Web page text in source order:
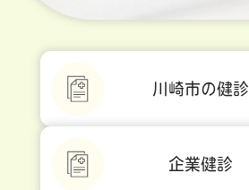
川崎市の健診
企業健診